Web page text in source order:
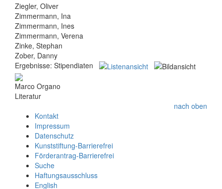
Ziegler, Oliver
Zimmermann, Ina
Zimmermann, Ines
Zimmermann, Verena
Zinke, Stephan
Zober, Danny
Ergebnisse: Stipendiaten
Marco Organo
Literatur
nach oben
Kontakt
Impressum
Datenschutz
Kunststiftung-Barrierefrei
Förderantrag-Barrierefrei
Suche
Haftungsausschluss
English